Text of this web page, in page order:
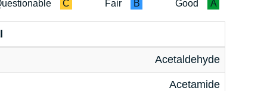
A
Good
B
Fair
C
Acetaldehyde
Acetamide